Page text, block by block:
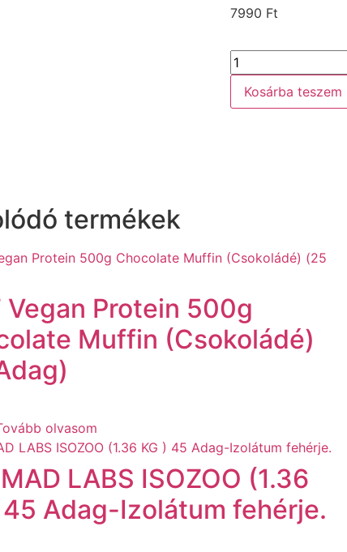
7990 Ft
Kosárba teszem
termékek
Vegan Protein 500g
Muffin (Csokoládé)
olvasom
LABS ISOZOO (1.36
45 Adag-Izolátum fehérje.